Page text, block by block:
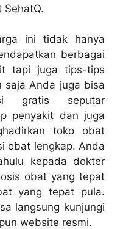
ini tidak hanya
berbagai
tapi juga tips-tips
saja Anda juga bisa
gratis seputar
penyakit dan juga
toko obat
obat lengkap. Anda
kepada dokter
obat yang tepat
yang tepat pula.
langsung kunjungi
website resmi.